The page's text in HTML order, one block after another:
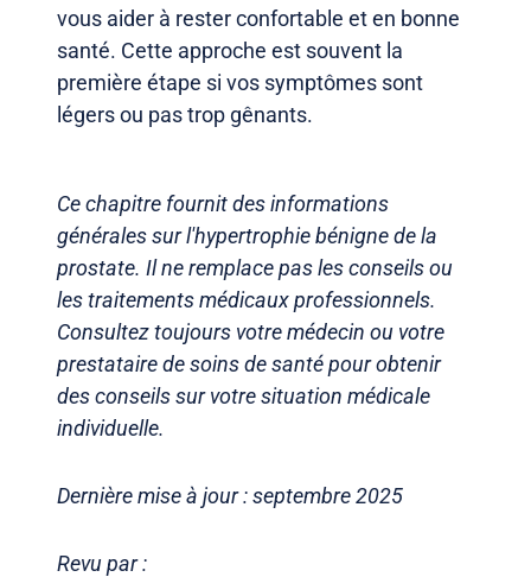
vous aider à rester confortable et en bonne
santé. Cette approche est souvent la
première étape si vos symptômes sont
légers ou pas trop gênants.
Ce chapitre fournit des informations
générales sur l'hypertrophie bénigne de la
prostate. Il ne remplace pas les conseils ou
les traitements médicaux professionnels.
Consultez toujours votre médecin ou votre
prestataire de soins de santé pour obtenir
des conseils sur votre situation médicale
individuelle.
Dernière mise à jour : septembre 2025
Revu par :